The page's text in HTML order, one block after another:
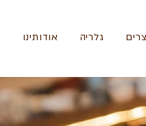
גלריה אודותינו